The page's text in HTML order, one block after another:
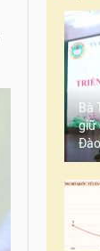
Bà
giữ